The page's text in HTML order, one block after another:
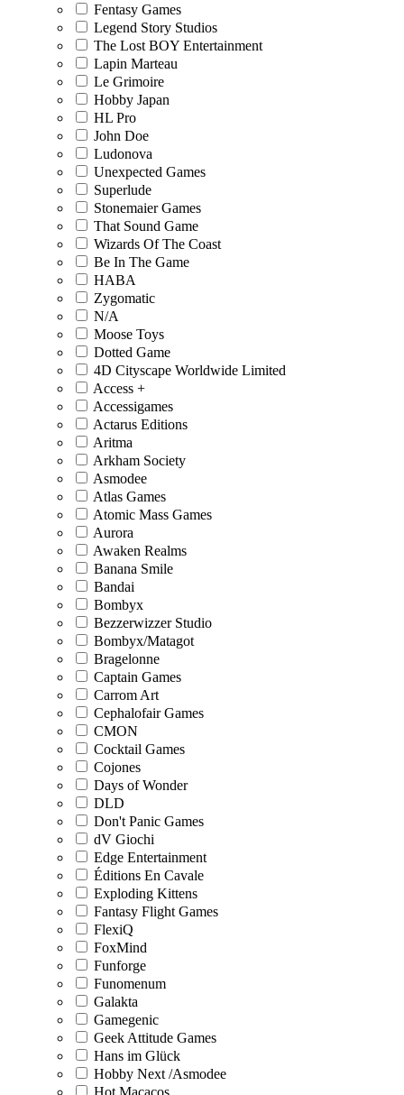
Fentasy Games
Legend Story Studios
The Lost BOY Entertainment
Lapin Marteau
Le Grimoire
Hobby Japan
HL Pro
John Doe
Ludonova
Unexpected Games
Superlude
Stonemaier Games
That Sound Game
Wizards Of The Coast
Be In The Game
HABA
Zygomatic
N/A
Moose Toys
Dotted Game
4D Cityscape Worldwide Limited
Access +
Accessigames
Actarus Editions
Aritma
Arkham Society
Asmodee
Atlas Games
Atomic Mass Games
Aurora
Awaken Realms
Banana Smile
Bandai
Bombyx
Bezzerwizzer Studio
Bombyx/Matagot
Bragelonne
Captain Games
Carrom Art
Cephalofair Games
CMON
Cocktail Games
Cojones
Days of Wonder
DLD
Don't Panic Games
dV Giochi
Edge Entertainment
Éditions En Cavale
Exploding Kittens
Fantasy Flight Games
FlexiQ
FoxMind
Funforge
Funomenum
Galakta
Gamegenic
Geek Attitude Games
Hans im Glück
Hobby Next /Asmodee
Hot Macacos